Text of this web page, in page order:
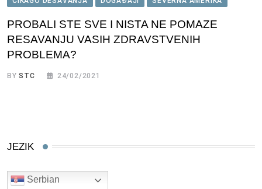
PROBALI STE SVE I NISTA NE POMAZE
RESAVANJU VASIH ZDRAVSTVENIH
PROBLEMA?
BYSTC 24/02/2021
JEZIK
Serbian